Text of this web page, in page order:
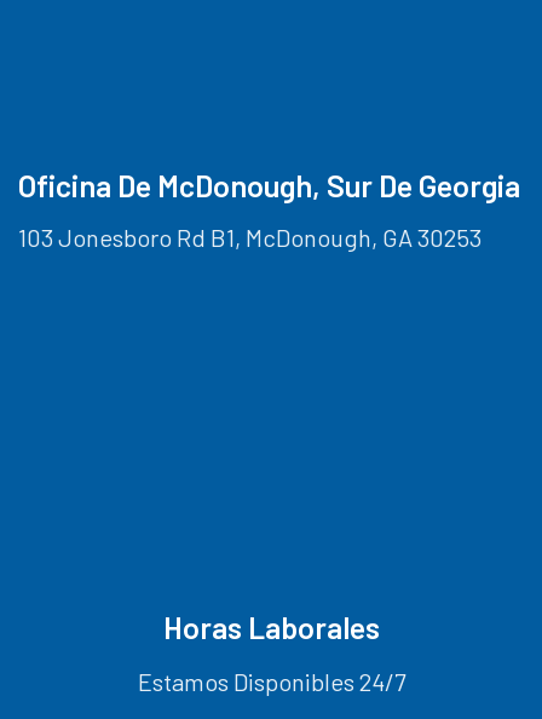
Oficina De McDonough, Sur De Georgia
103 Jonesboro Rd B1, McDonough, GA 30253
Horas Laborales
Estamos Disponibles 24/7